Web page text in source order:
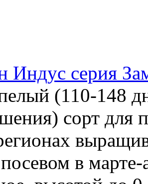
Индус серия
(110-148
сорт для
в марте-